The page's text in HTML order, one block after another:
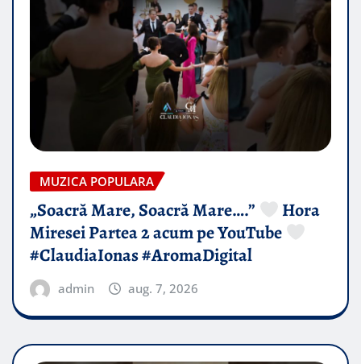
MUZICA POPULARA
„Soacră Mare, Soacră Mare….”
Hora
Miresei Partea 2 acum pe YouTube
#ClaudiaIonas #AromaDigital
admin aug. 7, 2026